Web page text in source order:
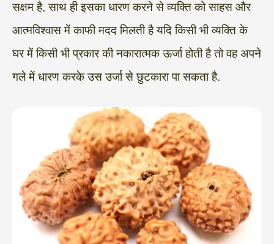
सक्षम है, साथ ही इसका धारण करने से व्यक्ति को साहस और
आत्मविश्वास में काफी मदद मिलती है यदि किसी भी व्यक्ति के
घर में किसी भी प्रकार की नकारात्मक ऊर्जा होती है तो वह अपने
गले में धारण करके उस उर्जा से छुटकारा पा सकता है.